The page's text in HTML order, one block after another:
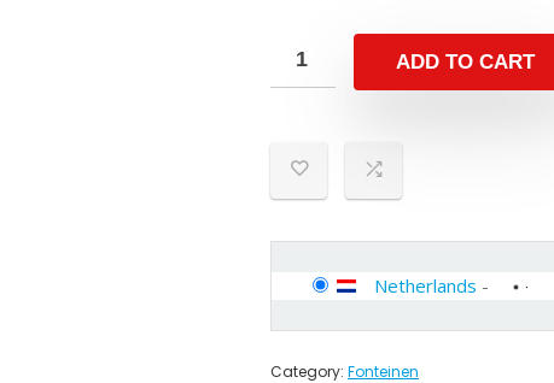
ADD TO CART
Netherlands -
Category: Fonteinen